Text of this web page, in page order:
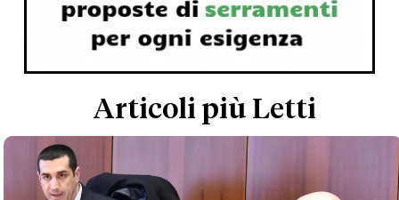
Articoli più Letti